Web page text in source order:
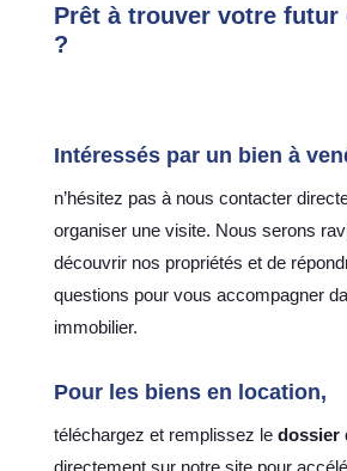
Prêt à trouver votre futur
?
Intéressés par un bien à
n’hésitez pas à nous contacter
organiser une visite. Nous serons
découvrir nos propriétés et de
questions pour vous accompagner
immobilier.
Pour les biens en location,
téléchargez et remplissez le dossier
directement sur notre site pour